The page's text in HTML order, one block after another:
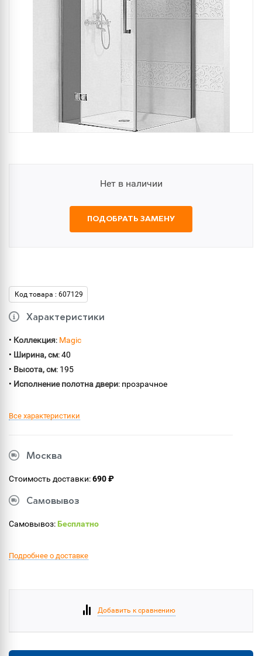
Нет в наличии
ПОДОБРАТЬ ЗАМЕНУ
Код товара : 607129
Характеристики
• Коллекция: Magic
• Ширина, см: 40
• Высота, см: 195
• Исполнение полотна двери: прозрачное
Все характеристики
Москва
Стоимость доставки:690 ₽
Самовывоз
Самовывоз:Бесплатно
Подробнее о доставке
Добавить к сравнению